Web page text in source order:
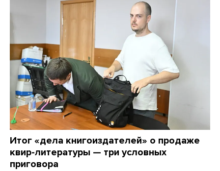
Итог «дела книгоиздателей» о продаже
квир-литературы — три условных
приговора